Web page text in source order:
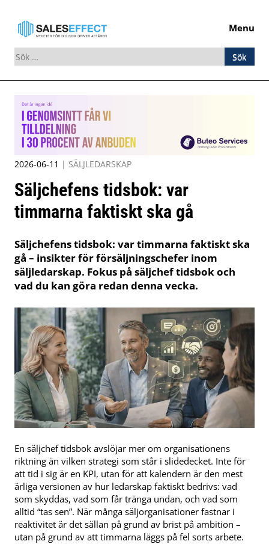
Menu
Sök
efter:
Skip
to
content
2026-06-11 | SÄLJLEDARSKAP
Säljchefens tidsbok: var
timmarna faktiskt ska gå
Säljchefens tidsbok: var timmarna faktiskt ska
gå – insikter för försäljningschefer inom
säljledarskap. Fokus på säljchef tidsbok och
vad du kan göra redan denna vecka.
En säljchef tidsbok avslöjar mer om organisationens
riktning än vilken strategi som står i slidedecket. Inte för
att tid i sig är en KPI, utan för att kalendern är den mest
ärliga versionen av hur ledarskap faktiskt bedrivs: vad
som skyddas, vad som får tränga undan, och vad som
alltid “tas sen”. När många säljorganisationer fastnar i
reaktivitet är det sällan på grund av brist på ambition –
utan på grund av att timmarna läggs på fel sorts arbete.